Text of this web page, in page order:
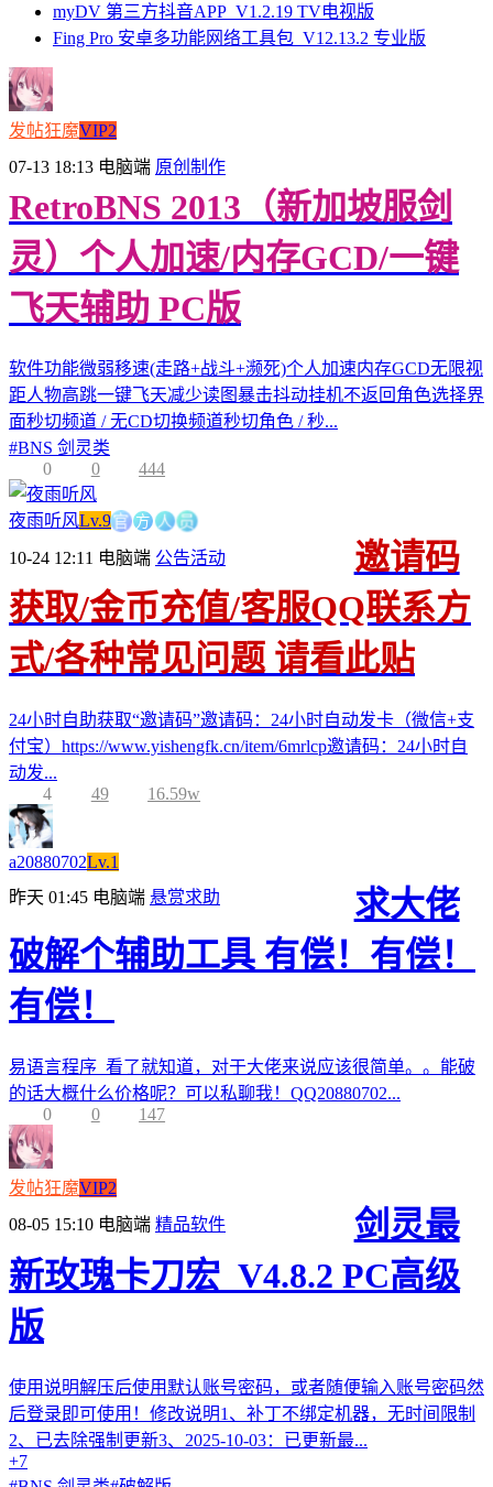
myDV 第三方抖音APP_V1.2.19 TV电视版
Fing Pro 安卓多功能网络工具包_V12.13.2 专业版
发帖狂魔VIP2
07-13 18:13 电脑端 原创制作
RetroBNS 2013（新加坡服剑
灵）个人加速/内存GCD/一键
飞天辅助 PC版
软件功能微弱移速(走路+战斗+濒死)个人加速内存GCD无限视
距人物高跳一键飞天减少读图暴击抖动挂机不返回角色选择界
面秒切频道 / 无CD切换频道秒切角色 / 秒...
#BNS 剑灵类
0
0 444
夜雨听风Lv.9官方人 员
10-24 12:11 电脑端 公告活动
邀请码
获取/金币充值/客服QQ联系方
式/各种常见问题 请看此贴
24小时自助获取“邀请码”邀请码：24小时自动发卡（微信+支
付宝）https://www.yishengfk.cn/item/6mrlcp邀请码：24小时自
动发...
4
49 16.59w
a20880702Lv.1
昨天 01:45 电脑端 悬赏求助
求大佬
破解个辅助工具 有偿！有偿！
有偿！
易语言程序 看了就知道，对于大佬来说应该很简单。。能破
的话大概什么价格呢？可以私聊我！QQ20880702...
0
0 147
发帖狂魔VIP2
08-05 15:10 电脑端 精品软件
剑灵最
新玫瑰卡刀宏_V4.8.2 PC高级
版
使用说明解压后使用默认账号密码，或者随便输入账号密码然
后登录即可使用！修改说明1、补丁不绑定机器，无时间限制
2、已去除强制更新3、2025-10-03：已更新最...
+7